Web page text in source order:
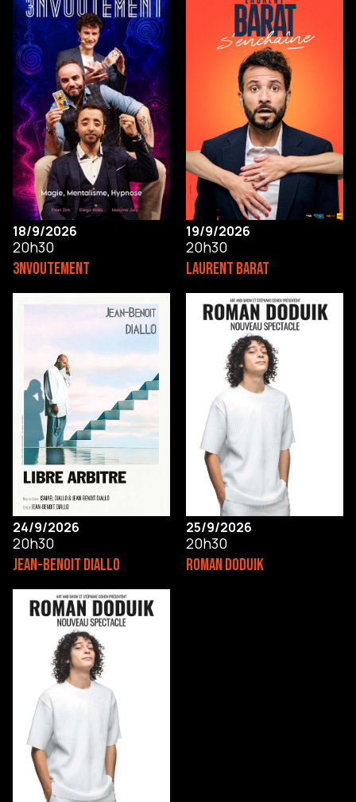
18/9/2026
20h30
3NVOUTEMENT
19/9/2026
20h30
LAURENT BARAT
24/9/2026
20h30
JEAN-BENOIT DIALLO
25/9/2026
20h30
ROMAN DODUIK